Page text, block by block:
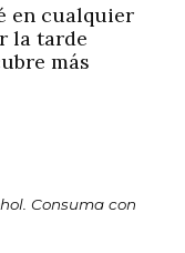
en cualquier
la tarde
más
Consuma con